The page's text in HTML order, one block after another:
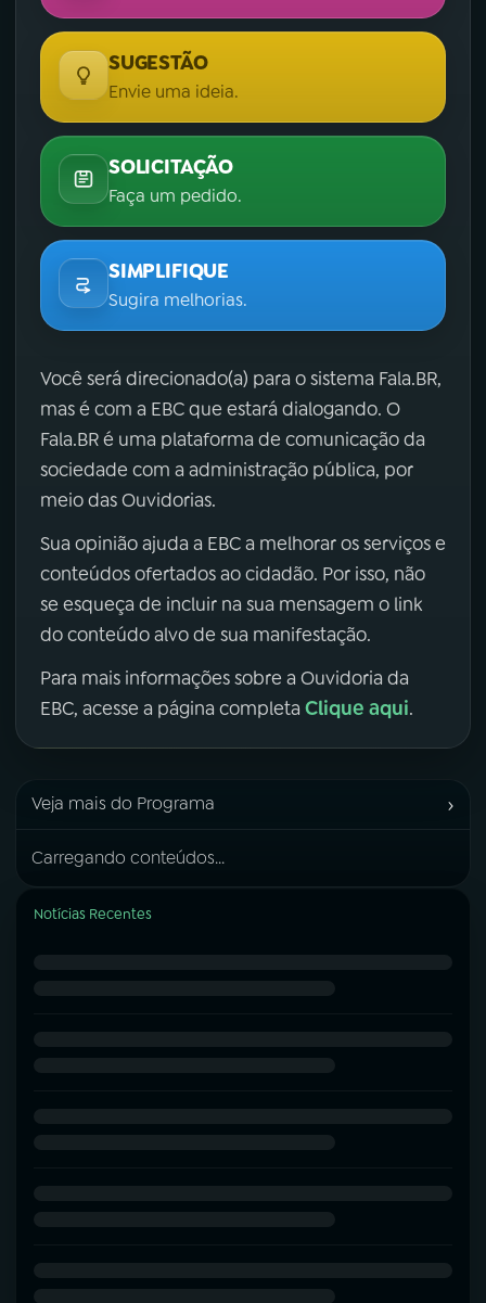
SUGESTÃO
Envie uma ideia.
SOLICITAÇÃO
Faça um pedido.
SIMPLIFIQUE
Sugira melhorias.
Você será direcionado(a) para o sistema Fala.BR,
mas é com a EBC que estará dialogando. O
Fala.BR é uma plataforma de comunicação da
sociedade com a administração pública, por
meio das Ouvidorias.
Sua opinião ajuda a EBC a melhorar os serviços e
conteúdos ofertados ao cidadão. Por isso, não
se esqueça de incluir na sua mensagem o link
do conteúdo alvo de sua manifestação.
Para mais informações sobre a Ouvidoria da
EBC, acesse a página completa Clique aqui.
Veja mais do Programa ›
Carregando conteúdos...
Notícias Recentes